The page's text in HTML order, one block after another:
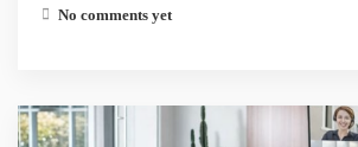
No comments yet